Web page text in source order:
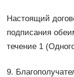
Настоящий
подписания
течение 1
9.